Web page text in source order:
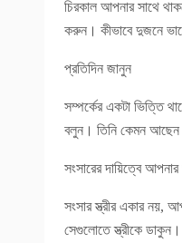
চিরকাল আপনার সাথে
করুন। কীভাবে দুজনে
প্রতিদিন জানুন
সম্পর্কের একটা ভিত্তি
বলুন। তিনি কেমন আছেন
সংসারের দায়িত্বে
সংসার স্ত্রীর একার নয়,
সেগুলোতে স্ত্রীকে